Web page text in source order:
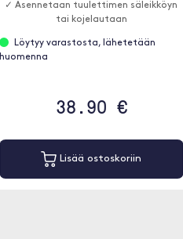
✓ Asennetaan tuulettimen säleikköyn
tai kojelautaan
Löytyy varastosta, lähetetään
huomenna
38.90 €
Lisää ostoskoriin